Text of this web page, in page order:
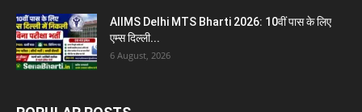
AIIMS Delhi MTS Bharti 2026: 10वीं पास के लिए
एम्स दिल्ली...
6 August, 2026